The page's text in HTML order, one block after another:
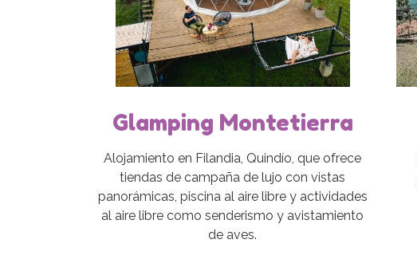
Glamping Montetierra
Alojamiento en Filandia, Quindío, que ofrece
tiendas de campaña de lujo con vistas
panorámicas, piscina al aire libre y actividades
al aire libre como senderismo y avistamiento
de aves.